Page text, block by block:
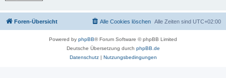
Foren-Übersicht Alle Zeiten sind UTC+02:00
Alle Cookies löschen
Powered by phpBB® Forum Software © phpBB Limited
Deutsche Übersetzung durch phpBB.de
Datenschutz| Nutzungsbedingungen